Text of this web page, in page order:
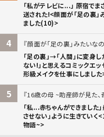
「私がテレビに...」 原宿で
送された!<顔面が「足の裏
ました(10)>
4
顔面が「足の裏」みたいな
「足の裏」→「人間」に変身
ない!」と思えるコミックエ
形級メイクを仕事にしました
5
16歳の母 ~助産師が見た
「私...赤ちゃんができました」
させない」ように生きてい
物語~>